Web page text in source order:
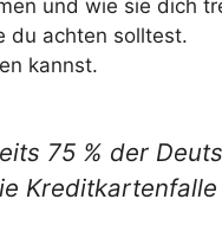
und wie sie dich
du achten solltest.
kannst.
75 % der